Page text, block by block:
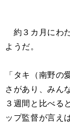
約３カ月にわ
ようだ。
「タキ（南野
さがあり、みん
３週間と比べる
ップ監督が言え